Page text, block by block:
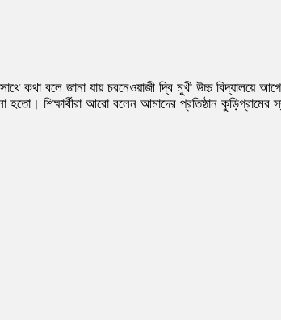
সাথে কথা বলে জানা যায় চরনেওয়াজী দ্বি মুখী উচ্চ
শিক্ষার্থীরা আরো বলেন আমাদের প্রতিষ্ঠান